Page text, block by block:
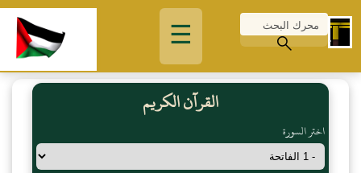
☰
القرآن الكريم
اختر السورة